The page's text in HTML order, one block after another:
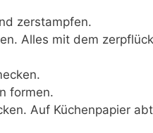
zerstampfen.
Alles mit dem
formen.
Auf Küchenpapier